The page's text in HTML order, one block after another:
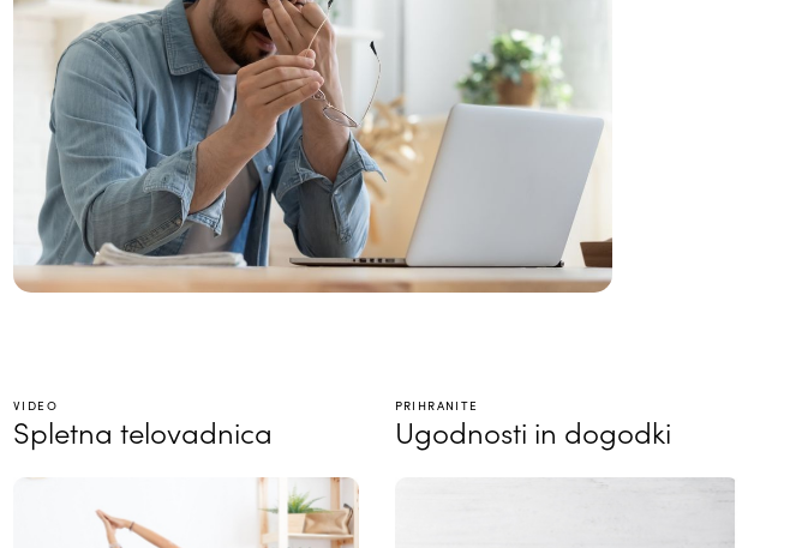
VIDEO
Spletna telovadnica
PRIHRANITE
Ugodnosti in dogodki